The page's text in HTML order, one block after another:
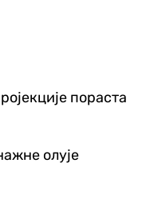
пораста
олује